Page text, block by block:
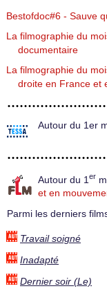
Bestofdoc#6 - Sauve
La filmographie du
documentaire
La filmographie du
droite en France et
Autour du 1er
Autour du 1 er
et en
Parmi les derniers
Travail soigné
Inadapté
Dernier soir (Le)